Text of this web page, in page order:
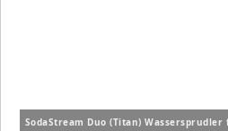
SodaStream Duo (Titan)